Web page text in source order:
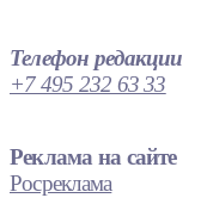
Телефон редакции
+7 495 232 63 33
Реклама на сайте
Росреклама